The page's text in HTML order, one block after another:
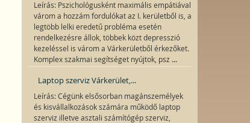
Leírás: Pszichológusként maximális empátiával
várom a hozzám fordulókat az I. kerületből is, a
legtöbb lelki eredetű probléma esetén
rendelkezésre állok, többek közt depresszió
kezeléssel is várom a Várkerületből érkezőket.
Komplex szakmai segítséget nyújtok, psz ...
Laptop szerviz Várkerület,...
Leírás: Cégünk elsősorban magánszemélyek
és kisvállalkozások számára működő laptop
szerviz illetve asztali számítógép szerviz,